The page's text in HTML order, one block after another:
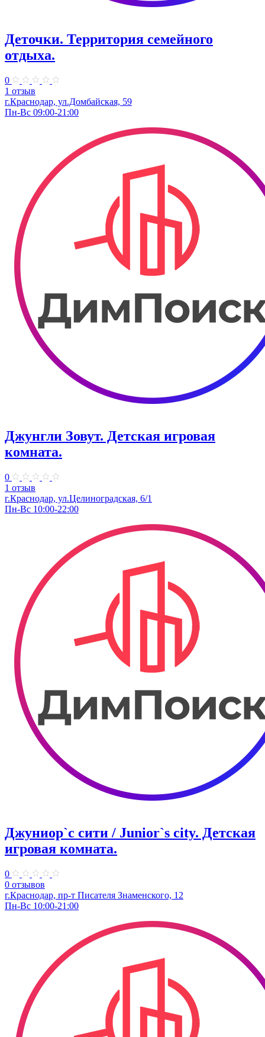
Деточки. Территория семейного
отдыха.
0
1 отзыв
г.Краснодар, ул.Домбайская, 59
Пн-Вс 09:00-21:00
Джунгли Зовут. Детская игровая
комната.
0
1 отзыв
г.Краснодар, ул.​Целиноградская, 6/1
Пн-Вс 10:00-22:00
Джуниор`с сити / Junior`s city. ​Детская
игровая комната.
0
0 отзывов
​г.Краснодар, пр-т Писателя Знаменского, 12
Пн-Вс 10:00-21:00